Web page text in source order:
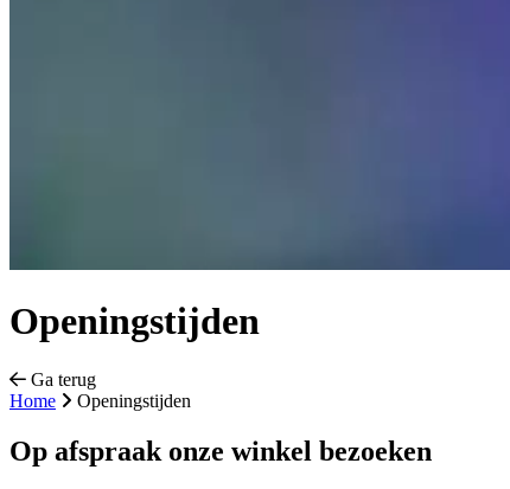
Openingstijden
Ga terug
Home
Openingstijden
Op afspraak onze winkel bezoeken